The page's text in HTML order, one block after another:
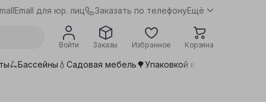
Emall для юр. лиц Заказать по телефонуЕщё
Войти Заказы Избранное Корзина
Бассейны💧 Садовая мебель🌳Упаковкой выгоднее📦